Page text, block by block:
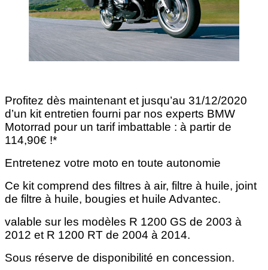
Profitez dès maintenant et jusqu’au 31/12/2020
d’un kit entretien fourni par nos experts BMW
Motorrad pour un tarif imbattable : à partir de
114,90€ !*
Entretenez votre moto en toute autonomie
Ce kit comprend des filtres à air, filtre à huile, joint
de filtre à huile, bougies et huile Advantec.
valable sur les modèles R 1200 GS de 2003 à
2012 et R 1200 RT de 2004 à 2014.
Sous réserve de disponibilité en concession.